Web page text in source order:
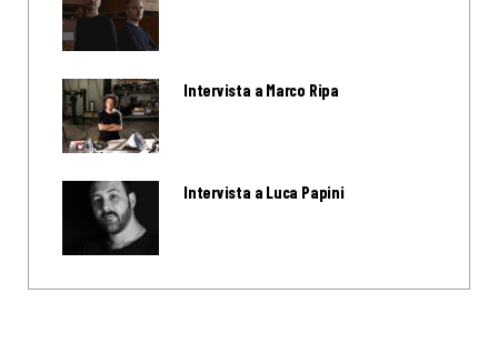
Intervista a Marco Ripa
Intervista a Luca Papini